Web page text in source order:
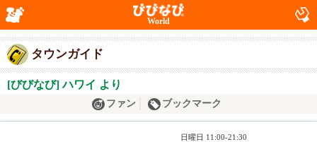
World
タウンガイド
[びびなび] ハワイ より
ファン ブックマーク
日曜日 11:00-21:30